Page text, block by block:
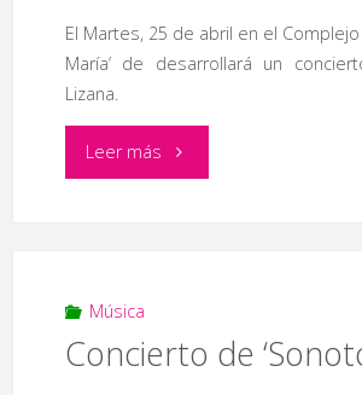
El Martes, 25 de abril en el Complejo
María’ de desarrollará un
Lizana.
Leer más"Concierto
Música
Concierto de